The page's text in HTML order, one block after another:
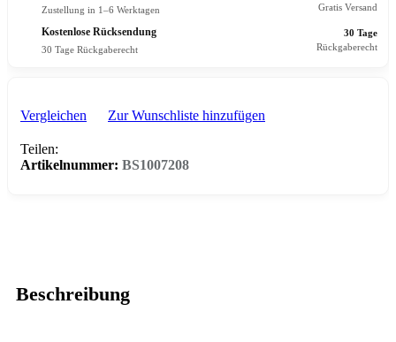
Zustellung in 1–6 Werktagen
Gratis Versand
Kostenlose Rücksendung
30 Tage Rückgaberecht
30 Tage
Rückgaberecht
Vergleichen Zur Wunschliste hinzufügen
Teilen:
Artikelnummer: BS1007208
Beschreibung